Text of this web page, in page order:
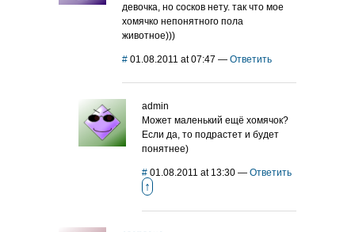
девочка, но сосков нету. так что мое
хомячко непонятного пола
животное)))
# 01.08.2011 at 07:47 — Ответить
admin
Может маленький ещё хомячок?
Если да, то подрастет и будет
понятнее)
# 01.08.2011 at 13:30 — Ответить
↑